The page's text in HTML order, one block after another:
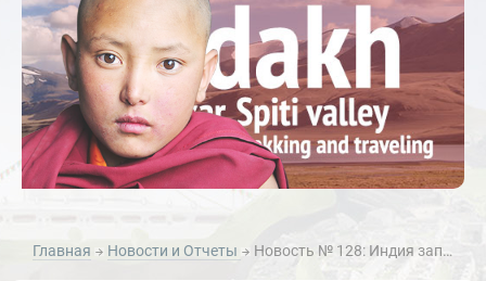
Главная Новости и Отчеты Новость № 128: Индия запретила въезд гражданам Китая: с 4 февраля 2020 года отменены действующие визы гражданам Китая.